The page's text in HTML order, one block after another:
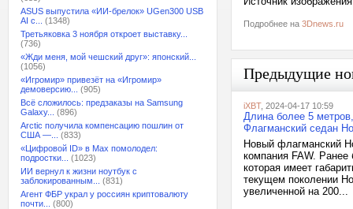
ASUS выпустила «ИИ-брелок» UGen300 USB
AI с...
(1348)
Третьяковка 3 ноября откроет выставку...
(736)
«Жди меня, мой чешский друг»: японский...
(1056)
«Игромир» привезёт на «Игромир»
демоверсию...
(905)
Всё сложилось: предзаказы на Samsung
Galaxy...
(896)
Arctic получила компенсацию пошлин от
США —...
(833)
«Цифровой ID» в Max помолодел:
подростки...
(1023)
ИИ вернул к жизни ноутбук с
заблокированным...
(831)
Агент ФБР украл у россиян криптовалюту
почти...
(800)
Подробнее на 3Dnews.ru
Предыдущие
iXBT, 2024-04-17 10:59
Длина более 5
Флагманский седан
Новый флагманский
компания FAW.
которая имеет
текущем поколении
увеличенной на 200...